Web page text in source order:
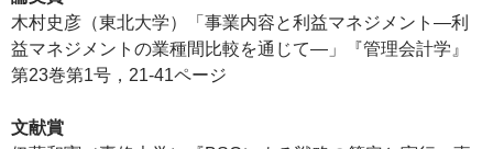
木村史彦（東北大学）「事業内容と利益マネジメント―利
益マネジメントの業種間比較を通じて―」『管理会計学』
第23巻第1号，21-41ページ
文献賞